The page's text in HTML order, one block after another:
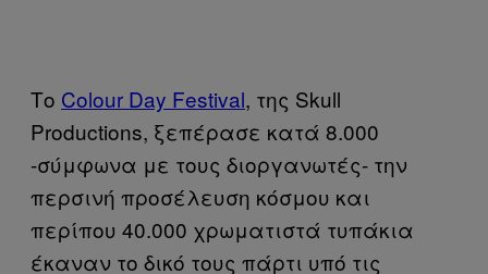
Το Colour Day Festival, της Skull
Productions, ξεπέρασε κατά 8.000
-σύμφωνα με τους διοργανωτές- την
περσινή προσέλευση κόσμου και
περίπου 40.000 χρωματιστά τυπάκια
έκαναν το δικό τους πάρτι υπό τις